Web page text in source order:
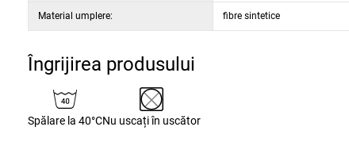
Material umplere: fibre sintetice
Îngrijirea produsului
Spălare la 40°CNu uscați în uscător